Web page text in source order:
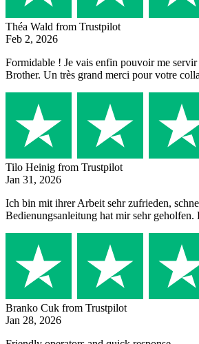
Théa Wald from Trustpilot
Feb 2, 2026
Formidable ! Je vais enfin pouvoir me servir
Brother. Un très grand merci pour votre
Tilo Heinig from Trustpilot
Jan 31, 2026
Ich bin mit ihrer Arbeit sehr zufrieden,
Bedienungsanleitung hat mir sehr geholfen.
Branko Cuk from Trustpilot
Jan 28, 2026